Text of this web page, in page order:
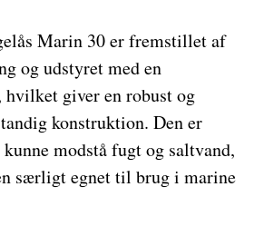
Marin 30 er fremstillet af
og udstyret med en
hvilket giver en robust og
konstruktion. Den er
modstå fugt og saltvand,
særligt egnet til brug i marine